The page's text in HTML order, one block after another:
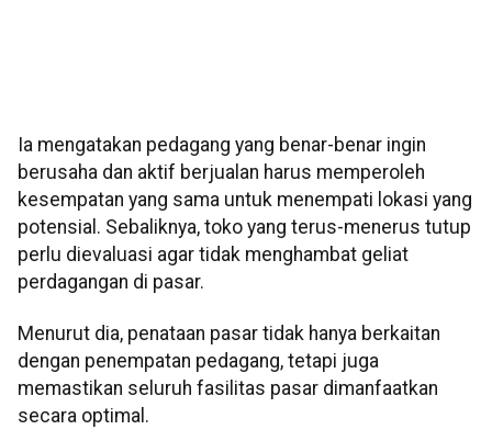
Ia mengatakan pedagang yang benar-benar ingin
berusaha dan aktif berjualan harus memperoleh
kesempatan yang sama untuk menempati lokasi yang
potensial. Sebaliknya, toko yang terus-menerus tutup
perlu dievaluasi agar tidak menghambat geliat
perdagangan di pasar.
Menurut dia, penataan pasar tidak hanya berkaitan
dengan penempatan pedagang, tetapi juga
memastikan seluruh fasilitas pasar dimanfaatkan
secara optimal.